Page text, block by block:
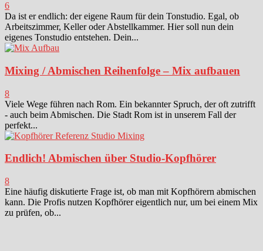
6
Da ist er endlich: der eigene Raum für dein Tonstudio. Egal, ob
Arbeitszimmer, Keller oder Abstellkammer. Hier soll nun dein
eigenes Tonstudio entstehen. Dein...
Mixing / Abmischen Reihenfolge – Mix aufbauen
8
Viele Wege führen nach Rom. Ein bekannter Spruch, der oft zutrifft
- auch beim Abmischen. Die Stadt Rom ist in unserem Fall der
perfekt...
Endlich! Abmischen über Studio-Kopfhörer
8
Eine häufig diskutierte Frage ist, ob man mit Kopfhörern abmischen
kann. Die Profis nutzen Kopfhörer eigentlich nur, um bei einem Mix
zu prüfen, ob...